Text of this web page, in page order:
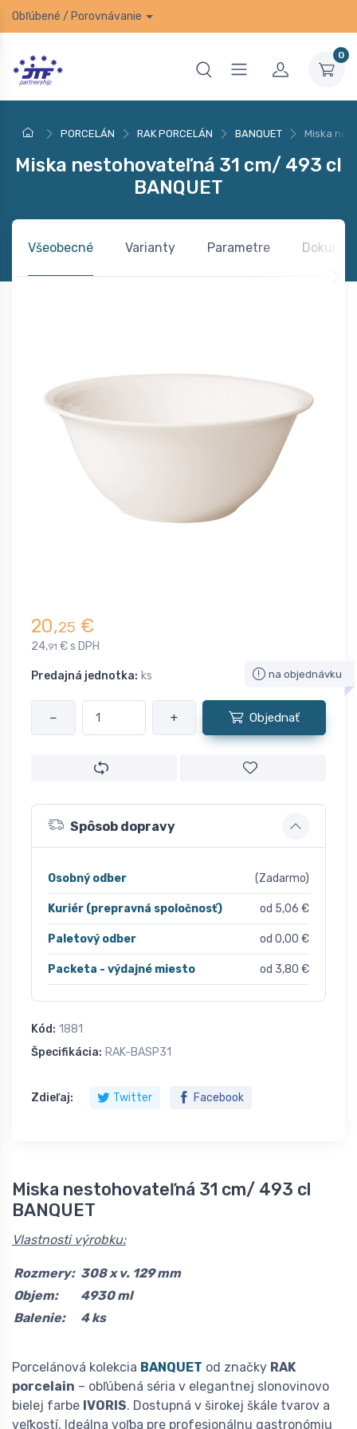
Obľúbené / Porovnávanie
0
PORCELÁN RAK PORCELÁN BANQUET Miska
Miska nestohovateľná 31 cm/ 493 cl
BANQUET
Všeobecné Varianty Parametre
20,25 €
24,91 € s DPH
Predajná jednotka: ks na objednávku
− + Objednať
Spôsob dopravy
Osobný odber (Zadarmo)
Kuriér (prepravná spoločnosť) od 5,06 €
Paletový odber od 0,00 €
Packeta - výdajné miesto od 3,80 €
Kód: 1881
Špecifikácia: RAK-BASP31
Zdieľaj: Twitter Facebook
Miska nestohovateľná 31 cm/ 493 cl
BANQUET
Vlastnosti výrobku:
Rozmery: 308 x v. 129 mm
Objem:
4930 ml
Balenie:
4 ks
Porcelánová kolekcia BANQUET od značky RAK
porcelain – obľúbená séria v elegantnej slonovinovo
bielej farbe IVORIS. Dostupná v širokej škále tvarov a
veľkostí. Ideálna voľba pre profesionálnu gastronómiu